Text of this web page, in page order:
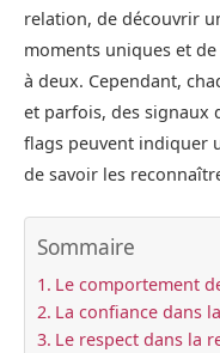
relation, de découvrir
moments uniques et
à deux. Cependant,
et parfois, des signaux
flags peuvent indiquer
de savoir les
Sommaire
Le comportement
La confiance dans
Le respect dans la